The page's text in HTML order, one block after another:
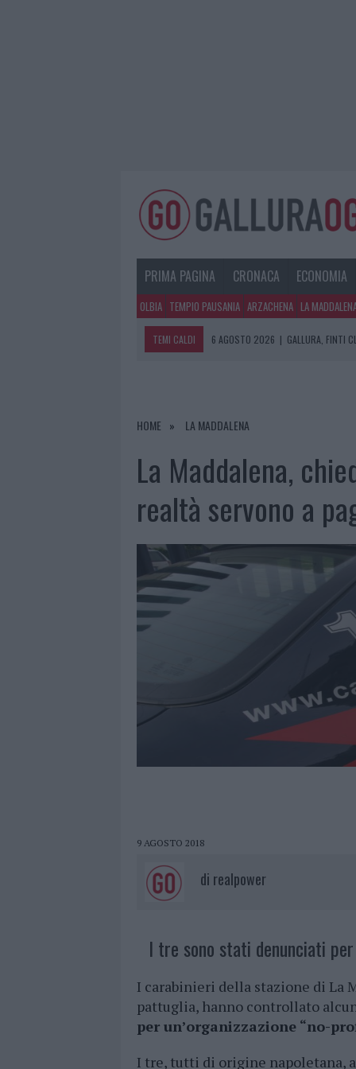
PRIMA PAGINA CRONACA ECONOMIA
OLBIA TEMPIO PAUSANIA ARZACHENA LA
TEMI CALDI 6 AGOSTO 2026 | GALLURA, FINTI
6 AGOSTO 2026 | ANDREA MURA CONQUISTA
HOME LA MADDALENA
La Maddalena,
realtà servono a
9 AGOSTO 2018
di realpower
I tre sono stati denunciati
I carabinieri della stazione di La
pattuglia, hanno controllato
per un’organizzazione “no-
I tre, tutti di origine napoletana,